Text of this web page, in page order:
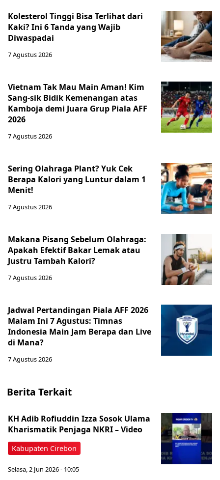
Kolesterol Tinggi Bisa Terlihat dari
Kaki? Ini 6 Tanda yang Wajib
Diwaspadai
7 Agustus 2026
Vietnam Tak Mau Main Aman! Kim
Sang-sik Bidik Kemenangan atas
Kamboja demi Juara Grup Piala AFF
2026
7 Agustus 2026
Sering Olahraga Plant? Yuk Cek
Berapa Kalori yang Luntur dalam 1
Menit!
7 Agustus 2026
Makana Pisang Sebelum Olahraga:
Apakah Efektif Bakar Lemak atau
Justru Tambah Kalori?
7 Agustus 2026
Jadwal Pertandingan Piala AFF 2026
Malam Ini 7 Agustus: Timnas
Indonesia Main Jam Berapa dan Live
di Mana?
7 Agustus 2026
Berita Terkait
Kabupaten Cirebon
KH Adib Rofiuddin Izza Sosok Ulama
Kharismatik Penjaga NKRI – Video
Selasa, 2 Jun 2026 - 10:05